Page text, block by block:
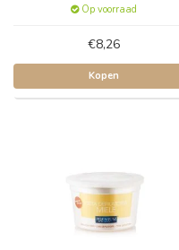
Op voorraad
€8,26
Kopen